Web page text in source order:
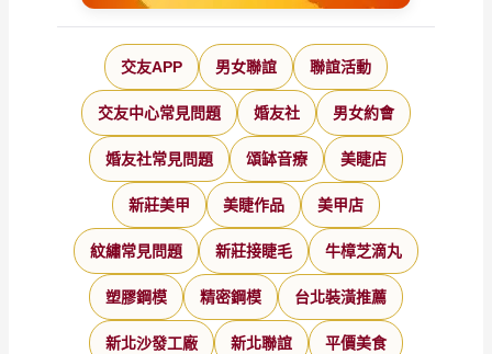
交友APP 男女聯誼 聯誼活動
交友中心常見問題 婚友社 男女約會
婚友社常見問題 頌缽音療 美睫店
新莊美甲 美睫作品 美甲店
紋繡常見問題 新莊接睫毛 牛樟芝滴丸
塑膠鋼模 精密鋼模 台北裝潢推薦
新北沙發工廠 新北聯誼 平價美食